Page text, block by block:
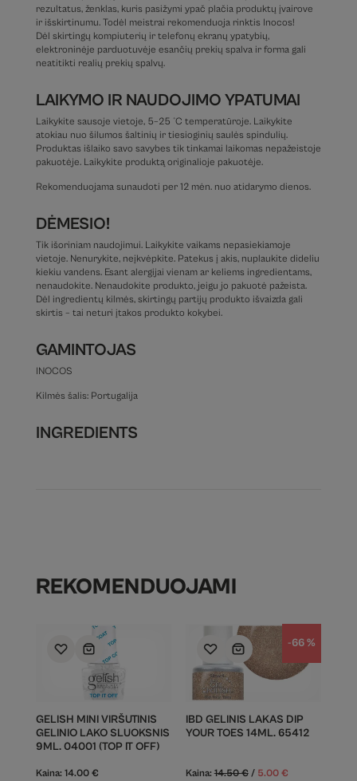
rezultatus, ženklas, kuris pasižymi ypač plačia produktų įvairove
ir išskirtinumu. Todėl meistrai rekomenduoja rinktis Inocos!
Dėl skirtingų kompiuterių ir telefonų ekranų ypatybių,
elektroninėje parduotuvėje esančių prekių spalva ir forma gali
neatitikti realių prekių spalvų.
LAIKYMO IR NAUDOJIMO YPATUMAI
Laikykite sausoje vietoje, 5–25 °C temperatūroje. Laikykite
atokiau nuo šilumos šaltinių ir tiesioginių saulės spindulių.
Produktas išlaiko savo savybes tik tinkamai laikomas nepažeistoje
pakuotėje. Laikykite produktą originalioje pakuotėje.
Rekomenduojama sunaudoti per 12 mėn. nuo atidarymo dienos.
DĖMESIO!
Tik išoriniam naudojimui. Laikykite vaikams nepasiekiamoje
vietoje. Nenurykite, neįkvėpkite. Patekus į akis, nuplaukite dideliu
kiekiu vandens. Esant alergijai vienam ar keliems ingredientams,
nenaudokite. Nenaudokite produkto, jeigu jo pakuotė pažeista.
Dėl ingredientų kilmės, skirtingų partijų produkto išvaizda gali
skirtis – tai neturi įtakos produkto kokybei.
GAMINTOJAS
INOCOS
Kilmės šalis: Portugalija
INGREDIENTS
REKOMENDUOJAMI
GELISH MINI VIRŠUTINIS
GELINIO LAKO SLUOKSNIS
9ML. 04001 (TOP IT OFF)
Kaina: 14.00 €
-66 %
IBD GELINIS LAKAS DIP
YOUR TOES 14ML. 65412
Kaina:14.50€ / 5.00 €